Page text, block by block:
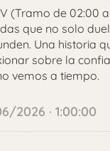
(Tramo de 02:00
que no solo
Una historia
sobre la
vemos a tiempo.
2026 · 1:00:00